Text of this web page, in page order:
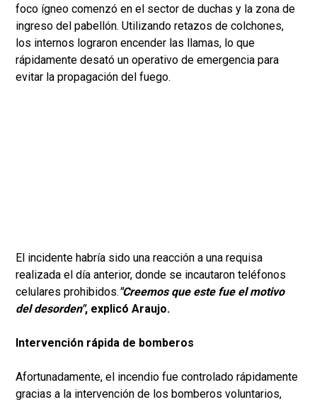
foco ígneo comenzó en el sector de duchas y la zona de
ingreso del pabellón. Utilizando retazos de colchones,
los internos lograron encender las llamas, lo que
rápidamente desató un operativo de emergencia para
evitar la propagación del fuego.
El incidente habría sido una reacción a una requisa
realizada el día anterior, donde se incautaron teléfonos
celulares prohibidos."Creemos que este fue el motivo
del desorden", explicó Araujo.
Intervención rápida de bomberos
Afortunadamente, el incendio fue controlado rápidamente
gracias a la intervención de los bomberos voluntarios,